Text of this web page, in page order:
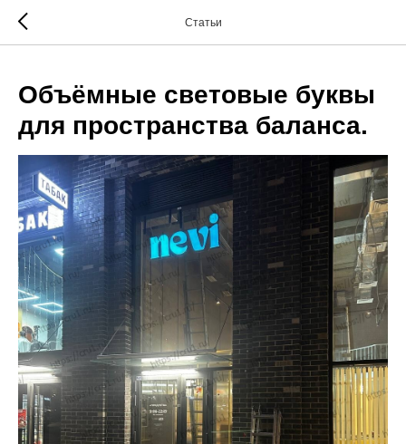
Статьи
Объёмные световые буквы
для пространства баланса.